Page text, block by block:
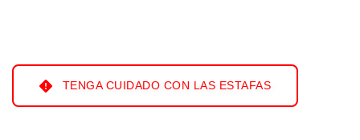
TENGA CUIDADO CON LAS ESTAFAS